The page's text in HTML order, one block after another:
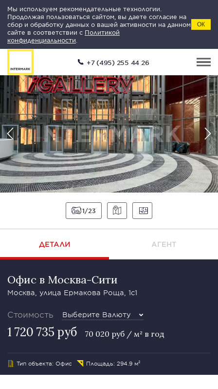
Мы используем рекомендательные технологии.
Продолжая пользоваться сайтом, вы даете согласие на
сбор и обработку данных о вашей активности на данном
сайте в соответствии с Политикой
конфиденциальности
ОК
+7 (495) 255 44 26
1 23
ДЕТАЛИ АГЕНТ
Офис в Москва-Сити
Москва, улица Ермакова Роща, 1с1
Стоимость Выберите Валюту
1 720 735 руб 70 020 руб / м² в год
Тип объекта: Офис Площадь: 294.9 м²